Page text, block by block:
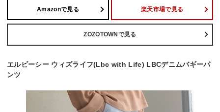
Amazonで見る 楽天市場で見る
ZOZOTOWNで見る
エルビーシー ウィズライフ(Lbc with Life) LBCデニムバギーパ
ンツ